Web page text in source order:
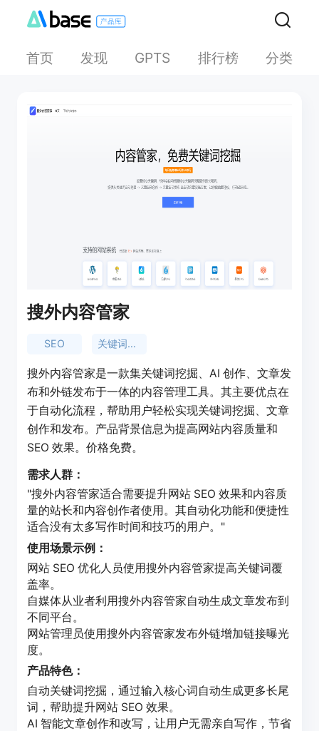
首页 发现 GPTS 排行榜 分类
搜外内容管家
SEO 关键词挖掘
搜外内容管家是一款集关键词挖掘、AI 创作、文章发
布和外链发布于一体的内容管理工具。其主要优点在
于自动化流程，帮助用户轻松实现关键词挖掘、文章
创作和发布。产品背景信息为提高网站内容质量和
SEO 效果。价格免费。
需求人群：
"搜外内容管家适合需要提升网站 SEO 效果和内容质
量的站长和内容创作者使用。其自动化功能和便捷性
适合没有太多写作时间和技巧的用户。"
使用场景示例：
网站 SEO 优化人员使用搜外内容管家提高关键词覆
盖率。
自媒体从业者利用搜外内容管家自动生成文章发布到
不同平台。
网站管理员使用搜外内容管家发布外链增加链接曝光
度。
产品特色：
自动关键词挖掘，通过输入核心词自动生成更多长尾
词，帮助提升网站 SEO 效果。
AI 智能文章创作和改写，让用户无需亲自写作，节省